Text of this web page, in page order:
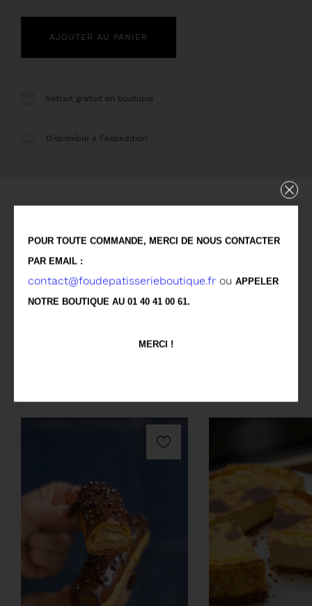
POUR TOUTE COMMANDE, MERCI DE NOUS CONTACTER
PAR EMAIL :
contact@foudepatisserieboutique.fr ou APPELER
NOTRE BOUTIQUE AU 01 40 41 00 61.
MERCI !
AJOUTER AU PANIER
Retrait gratuit en boutique
Disponible à l’expédition
Pâte feuilletée caramélisée, crème légère à la
vanille